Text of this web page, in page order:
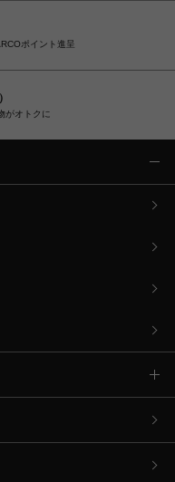
ポイント進呈
がオトクに